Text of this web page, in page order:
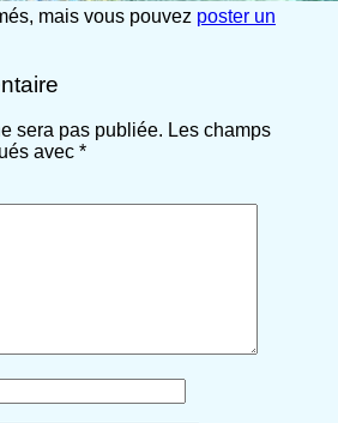
mais vous pouvez poster un
sera pas publiée. Les champs
avec *